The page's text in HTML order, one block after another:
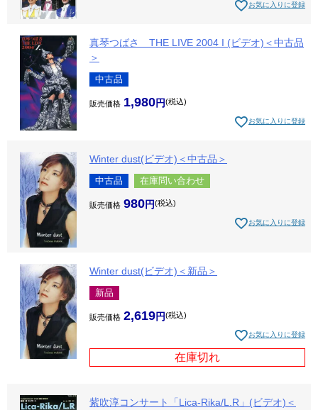
お気に入りに登録
真琴つばさ THE LIVE 2004 I (ビデオ)＜中古品
＞
中古品
販売価格 1,980 税込
お気に入りに登録
Winter dust(ビデオ)＜中古品＞
中古品 在庫問い合わせ
販売価格 980 税込
お気に入りに登録
Winter dust(ビデオ)＜新品＞
新品
販売価格 2,619 税込
お気に入りに登録
在庫切れ
紫吹淳コンサート「Lica-Rika/L.R」(ビデオ)＜